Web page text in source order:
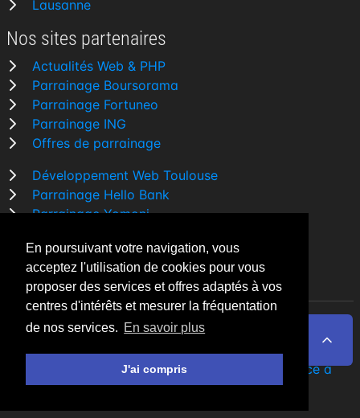
En poursuivant votre navigation, vous
acceptez l'utilisation de cookies pour vous
proposer des services et offres adaptés à vos
centres d'intérêts et mesurer la fréquentation
de nos services. En savoir plus
J'ai compris
Lausanne
Nos sites partenaires
Actualités Web & PHP
Parrainage Boursorama
Parrainage Fortuneo
Parrainage ING
Offres de parrainage
Développement Web Toulouse
Parrainage Hello Bank
Parrainage Yomoni
Comparatif banque
By Night v5.7.3| © 2026 - Tous droits réservés
par undéveloppeur Web Freelance à
Toulouse